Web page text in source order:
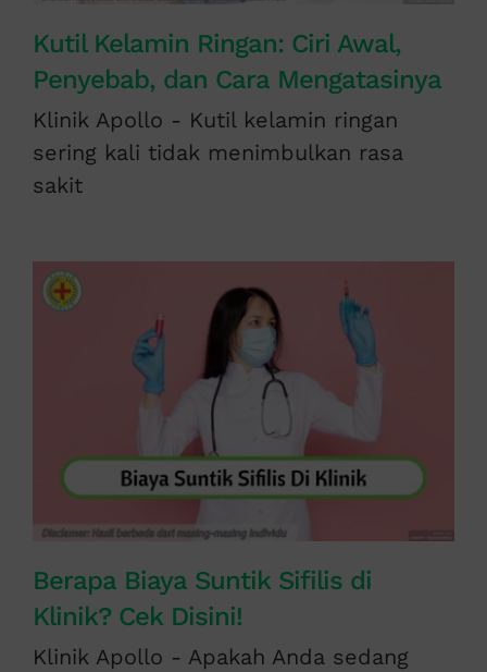
Kutil Kelamin Ringan: Ciri Awal,
Penyebab, dan Cara Mengatasinya
Klinik Apollo - Kutil kelamin ringan
sering kali tidak menimbulkan rasa
sakit
Berapa Biaya Suntik Sifilis di
Klinik? Cek Disini!
Klinik Apollo - Apakah Anda sedang